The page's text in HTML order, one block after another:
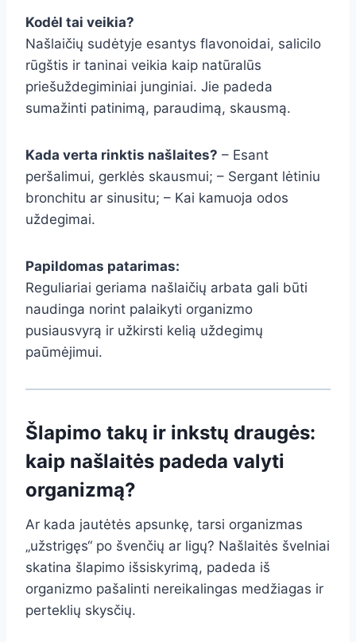
Kodėl tai veikia?
Našlaičių sudėtyje esantys flavonoidai, salicilo
rūgštis ir taninai veikia kaip natūralūs
priešuždegiminiai junginiai. Jie padeda
sumažinti patinimą, paraudimą, skausmą.
Kada verta rinktis našlaites? – Esant
peršalimui, gerklės skausmui; – Sergant lėtiniu
bronchitu ar sinusitu; – Kai kamuoja odos
uždegimai.
Papildomas patarimas:
Reguliariai geriama našlaičių arbata gali būti
naudinga norint palaikyti organizmo
pusiausvyrą ir užkirsti kelią uždegimų
paūmėjimui.
Šlapimo takų ir inkstų draugės:
kaip našlaitės padeda valyti
organizmą?
Ar kada jautėtės apsunkę, tarsi organizmas
„užstrigęs“ po švenčių ar ligų? Našlaitės švelniai
skatina šlapimo išsiskyrimą, padeda iš
organizmo pašalinti nereikalingas medžiagas ir
perteklių skysčių.